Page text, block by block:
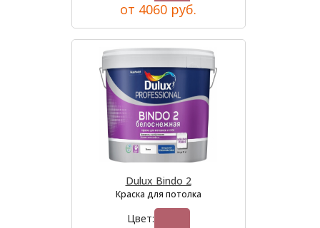
от 4060 руб.
Dulux Bindo 2
Краска для потолка
Цвет: